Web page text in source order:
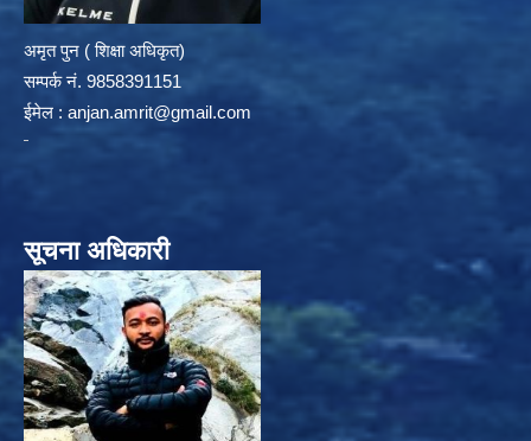
अमृत पुन ( शिक्षा अधिकृत)
सम्पर्क न‌ं. 9858391151
ईमेल : anjan.amrit@gmail.com
सूचना अधिकारी